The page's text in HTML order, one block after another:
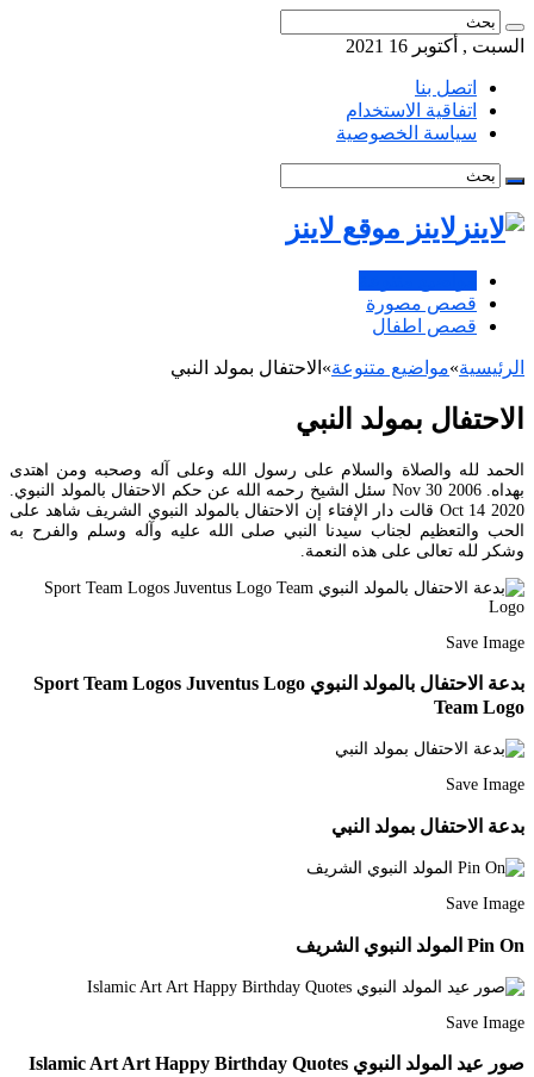
السبت , أكتوبر 16 2021
اتصل بنا
اتفاقية الاستخدام
سياسة الخصوصية
لاينز موقع لاينز
قصص مصورة
قصص اطفال
الرئيسية»مواضيع متنوعة» الاحتفال بمولد النبي
الاحتفال بمولد النبي
الحمد لله والصلاة والسلام على رسول الله وعلى آله وصحبه ومن اهتدى
بهداه. Nov 30 2006 سئل الشيخ رحمه الله عن حكم الاحتفال بالمولد النبوي.
Oct 14 2020 قالت دار الإفتاء إن الاحتفال بالمولد النبوي الشريف شاهد على
الحب والتعظيم لجناب سيدنا النبي صلى الله عليه وآله وسلم والفرح به
وشكر لله تعالى على هذه النعمة.
Save Image
بدعة الاحتفال بالمولد النبوي Sport Team Logos Juventus Logo
Team Logo
Save Image
بدعة الاحتفال بمولد النبي
Save Image
Pin On المولد النبوي الشريف
Save Image
صور عيد المولد النبوي Islamic Art Art Happy Birthday Quotes